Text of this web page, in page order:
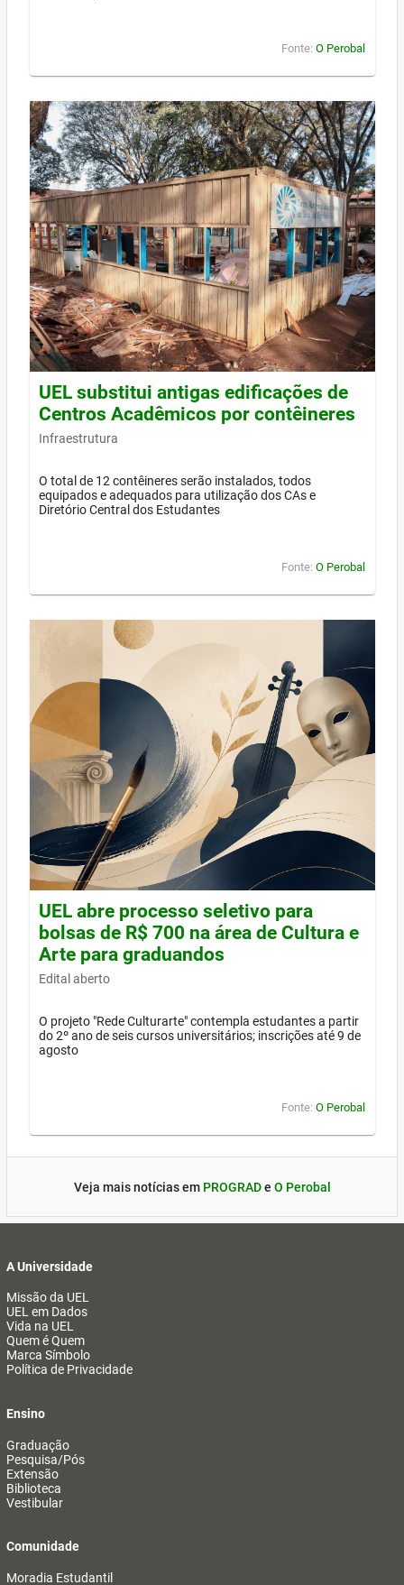
Fonte: O Perobal
UEL substitui antigas edificações de
Centros Acadêmicos por contêineres
Infraestrutura
O total de 12 contêineres serão instalados, todos
equipados e adequados para utilização dos CAs e
Diretório Central dos Estudantes
Fonte: O Perobal
UEL abre processo seletivo para
bolsas de R$ 700 na área de Cultura e
Arte para graduandos
Edital aberto
O projeto "Rede Culturarte" contempla estudantes a partir
do 2º ano de seis cursos universitários; inscrições até 9 de
agosto
Fonte: O Perobal
Veja mais notícias em PROGRADe O Perobal
A Universidade
Missão da UEL
UEL em Dados
Vida na UEL
Quem é Quem
Marca Símbolo
Política de Privacidade
Ensino
Graduação
Pesquisa/Pós
Extensão
Biblioteca
Vestibular
Comunidade
Moradia Estudantil